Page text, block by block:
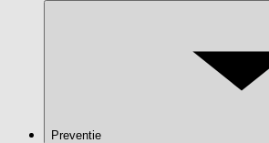
Preventie